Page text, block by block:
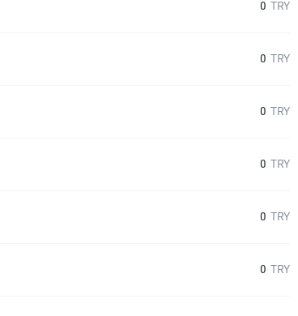
0 TRY
0 TRY
0 TRY
0 TRY
0 TRY
0 TRY